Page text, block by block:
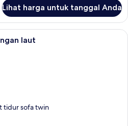
Lihat harga untuk tanggal Anda
Studio Comfort, pemandangan laut
laut
tidur sofa twin